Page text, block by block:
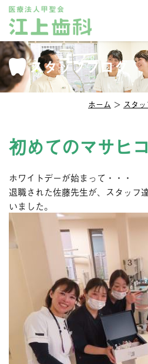
TOP
当院について
診療時間・方針
スタッフ紹介
院内紹介
診察科目
予防歯科
小児歯科
口腔外科
その他サービス
相談掲示板
診療予約
お問い合わせ
スタッフブログ
ホーム ＞ スタ
初めてのマサヒ
ホワイトデーが始まって・・・
退職された佐藤先生が、スタッフ
いました。